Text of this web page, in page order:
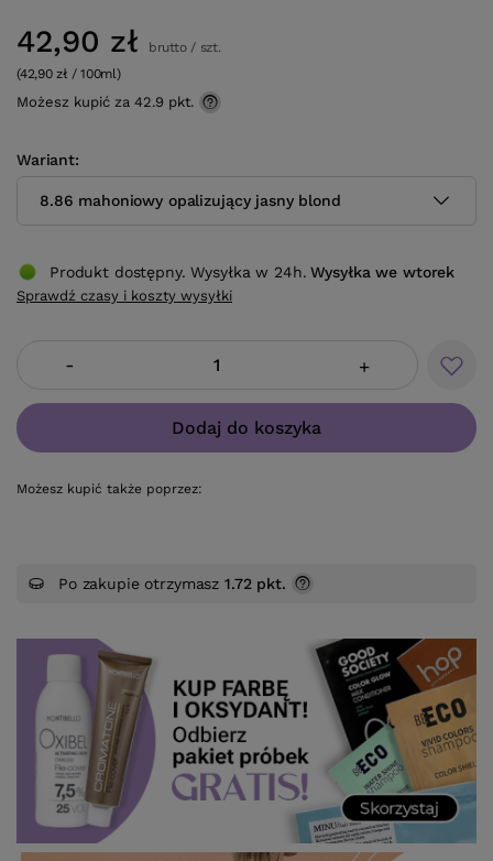
Wariant
8.86 mahoniowy opalizujący jasny blond
42,90 zł brutto/ szt.
(42,90 zł / 100ml)
Możesz kupić za 42.9 pkt.
- +
Dodaj do koszyka
Możesz kupić także poprzez:
Produkt dostępny. Wysyłka w 24h. Wysyłkawe wtorek
Sprawdź czasy i koszty wysyłki
Po zakupie otrzymasz1.72 pkt.